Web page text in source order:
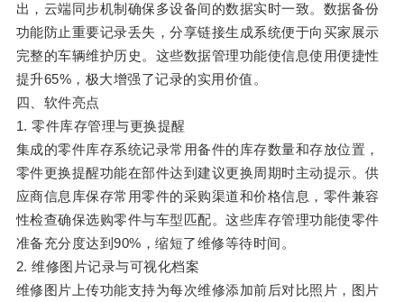
出，云端同步机制确保多设备间的数据实时一致。数据备份
功能防止重要记录丢失，分享链接生成系统便于向买家展示
完整的车辆维护历史。这些数据管理功能使信息使用便捷性
提升65%，极大增强了记录的实用价值。
四、软件亮点
1. 零件库存管理与更换提醒
集成的零件库存系统记录常用备件的库存数量和存放位置，
零件更换提醒功能在部件达到建议更换周期时主动提示。供
应商信息库保存常用零件的采购渠道和价格信息，零件兼容
性检查确保选购零件与车型匹配。这些库存管理功能使零件
准备充分度达到90%，缩短了维修等待时间。
2. 维修图片记录与可视化档案
维修图片上传功能支持为每次维修添加前后对比照片，图片